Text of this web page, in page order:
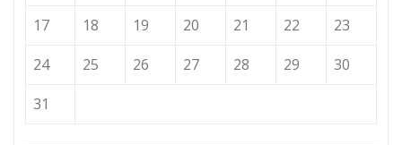
17
18 19 20 21 22
23
24
25 26 27 28 29
30
31